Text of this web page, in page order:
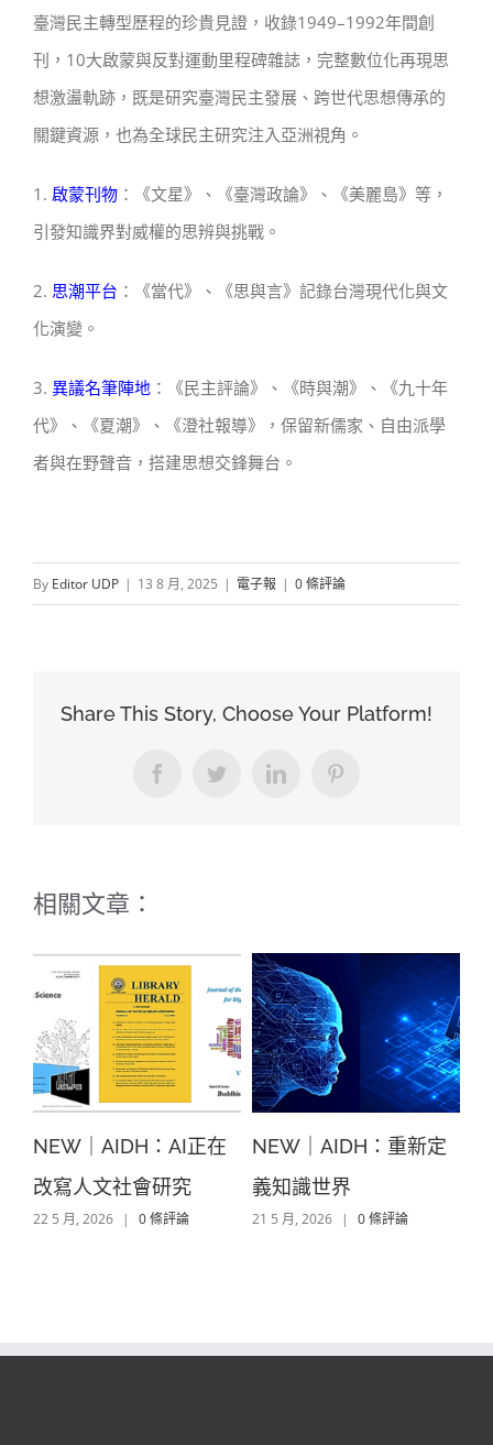
臺灣民主轉型歷程的珍貴見證，收錄1949–1992年間創
刊，10大啟蒙與反對運動里程碑雜誌，完整數位化再現思
想激盪軌跡，既是研究臺灣民主發展、跨世代思想傳承的
關鍵資源，也為全球民主研究注入亞洲視角。
1. 啟蒙刊物 ：《文星》、《臺灣政論》、《美麗島》等，
引發知識界對威權的思辨與挑戰。
2. 思潮平台 ：《當代》、《思與言》記錄台灣現代化與文
化演變。
3. 異議名筆陣地 ：《民主評論》、《時與潮》、《九十年
代》、《夏潮》、《澄社報導》，保留新儒家、自由派學
者與在野聲音，搭建思想交鋒舞台。
By Editor UDP | 13 8 月, 2025 | 電子報 | 0 條評論
Share This Story, Choose Your Platform!
FacebookTwitterLinkedInPinterest
相關文章：
NEW｜AIDH：AI正在
改寫人文社會研究
22 5 月, 2026 | 0 條評論
NEW｜AIDH：重新定
義知識世界
21 5 月, 2026 | 0 條評論